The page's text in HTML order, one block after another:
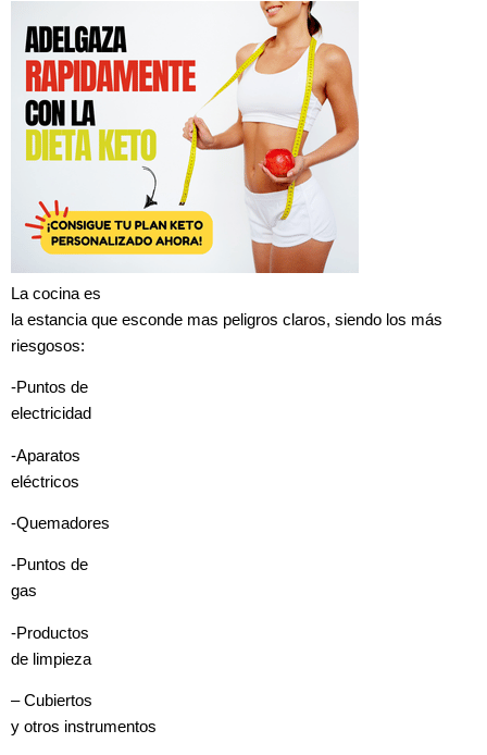
La cocina es
la estancia que esconde mas peligros claros, siendo los más
riesgosos:
-Puntos de
electricidad
-Aparatos
eléctricos
-Quemadores
-Puntos de
gas
-Productos
de limpieza
– Cubiertos
y otros instrumentos